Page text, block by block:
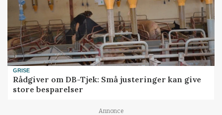
GRISE
Rådgiver om DB-Tjek: Små justeringer kan give
store besparelser
Annonce